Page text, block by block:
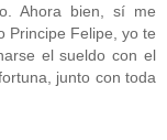
Ahora bien, sí me
Principe Felipe, yo te
el sueldo con el
junto con toda